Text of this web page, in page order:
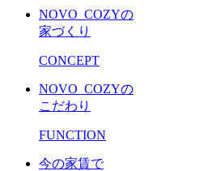
NOVO_COZYの
家づくり
CONCEPT
NOVO_COZYの
こだわり
FUNCTION
今の家賃で